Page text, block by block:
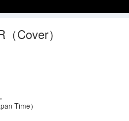
Cover）
Time）